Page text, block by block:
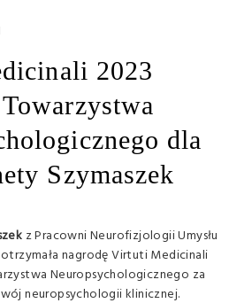
2023
dla
Szymaszek
z Pracowni Neurofizjologii Umysłu
nagrodę Virtuti Medicinali
Neuropsychologicznego za
neuropsychologii klinicznej.